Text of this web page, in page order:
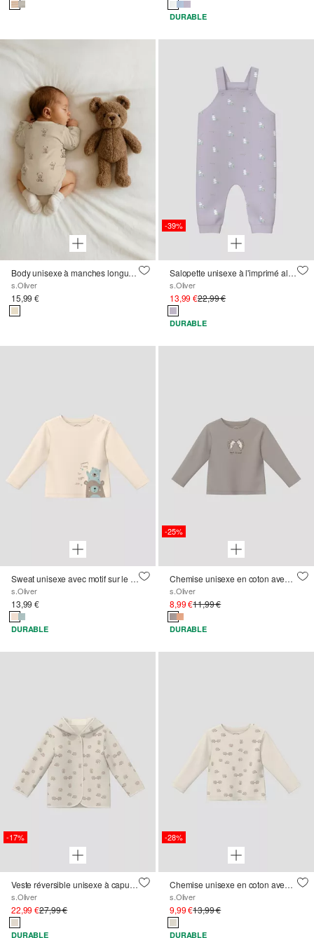
DURABLE
Body unisexe à manches longues avec imprimé oursons
s.Oliver
15,99 €
-39%
Salopette unisexe à l'imprimé all-over en sweat léger
s.Oliver
13,99 €22,99 €
DURABLE
Sweat unisexe avec motif sur le devant
s.Oliver
13,99 €
DURABLE
-25%
Chemise unisexe en coton avec impression sur le devant
s.Oliver
8,99 €11,99 €
DURABLE
-17%
Veste réversible unisexe à capuche en jersey texturé
s.Oliver
22,99 €27,99 €
DURABLE
-28%
Chemise unisexe en coton avec impression de hérisson
s.Oliver
9,99 €13,99 €
DURABLE